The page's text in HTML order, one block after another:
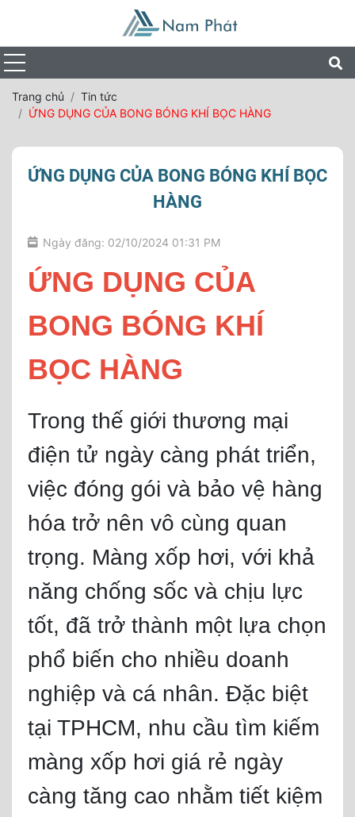
Trang chủ
Tin tức
ỨNG DỤNG CỦA BONG BÓNG KHÍ BỌC HÀNG
ỨNG DỤNG CỦA BONG BÓNG KHÍ BỌC
HÀNG
Ngày đăng: 02/10/2024 01:31 PM
ỨNG DỤNG CỦA
BONG BÓNG KHÍ
BỌC HÀNG
Trong thế giới thương mại
điện tử ngày càng phát triển,
việc đóng gói và bảo vệ hàng
hóa trở nên vô cùng quan
trọng. Màng xốp hơi, với khả
năng chống sốc và chịu lực
tốt, đã trở thành một lựa chọn
phổ biến cho nhiều doanh
nghiệp và cá nhân. Đặc biệt
tại TPHCM, nhu cầu tìm kiếm
màng xốp hơi giá rẻ ngày
càng tăng cao nhằm tiết kiệm